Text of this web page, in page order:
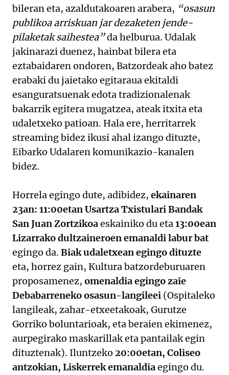
bileran eta, azaldutakoaren arabera, “osasun
publikoa arriskuan jar dezaketen jende-
pilaketak saihestea”da helburua. Udalak
jakinarazi duenez, hainbat bilera eta
eztabaidaren ondoren, Batzordeak aho batez
erabaki du jaietako egitaraua ekitaldi
esanguratsuenak edota tradizionalenak
bakarrik egitera mugatzea, ateak itxita eta
udaletxeko patioan. Hala ere, herritarrek
streaming bidez ikusi ahal izango dituzte,
Eibarko Udalaren komunikazio-kanalen
bidez.
Horrela egingo dute, adibidez, ekainaren
23an: 11:00etan Usartza Txistulari Bandak
San Juan Zortzikoaeskainiko du eta13:00ean
Lizarrako dultzaineroen emanaldi labur bat
egingo da. Biak udaletxean egingo dituzte
eta, horrez gain, Kultura batzordeburuaren
proposamenez, omenaldia egingo zaie
Debabarreneko osasun-langileei (Ospitaleko
langileak, zahar-etxeetakoak, Gurutze
Gorriko boluntarioak, eta beraien ekimenez,
aurpegirako maskarillak eta pantailak egin
dituztenak). Iluntzeko 20:00etan, Coliseo
antzokian, Liskerrek emanaldiaegingo du.